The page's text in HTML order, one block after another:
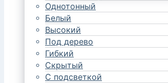
Однотонный
Белый
Высокий
Под дерево
Гибкий
Скрытый
С подсветкой